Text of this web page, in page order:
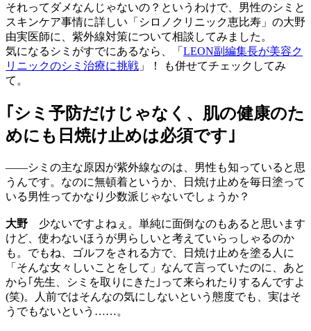
それってダメなんじゃないの？というわけで、男性のシミと
スキンケア事情に詳しい「シロノクリニック恵比寿」の大野
由実医師に、紫外線対策について相談してみました。
気になるシミがすでにあるなら、「 LEON副編集長が美容ク
リニックのシミ治療に挑戦 」！ も併せてチェックしてみ
て。
｢シミ予防だけじゃなく、肌の健康のた
めにも日焼け止めは必須です｣
——シミの主な原因が紫外線なのは、男性も知っていると思
うんです。なのに無頓着というか、日焼け止めを毎日塗って
いる男性ってかなり少数派じゃないでしょうか？
大野 少ないですよねぇ。単純に面倒なのもあると思います
けど、使わないほうが男らしいと考えていらっしゃるのか
も。でもね、ゴルフをされる方で、日焼け止めを塗る人に
「そんな女々しいことをして」なんて言っていたのに、あと
から｢先生、シミを取りにきた｣って来られたりするんですよ
(笑)。人前ではそんなの気にしないという態度でも、実はそ
うでもないという……。